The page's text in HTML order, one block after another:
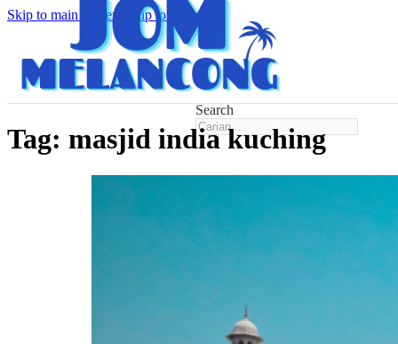
Skip to main content Skip to footer
Search
Tag: masjid india kuching